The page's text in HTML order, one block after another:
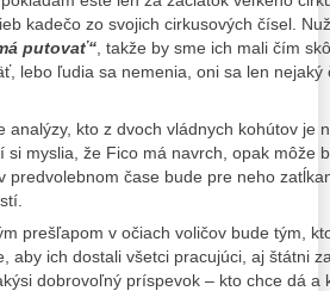
kadečo zo svojich cirkusových čísel.
putovať“, takže by sme ich mali čím
lebo ľudia sa nemenia, oni sa len
analýzy, kto z dvoch vládnych kohútov je
si myslia, že Fico má navrch, opak môže
predvolebnom čase bude pre neho
prešľapom v očiach voličov bude tým,
aby ich dostali všetci pracujúci, aj štátni
dobrovoľný príspevok – kto chce dá a